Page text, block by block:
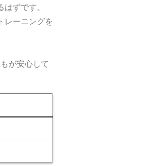
ずです。
レーニングを
が安心して